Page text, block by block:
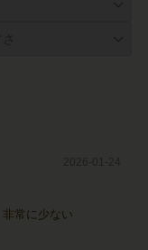
非常に少ない